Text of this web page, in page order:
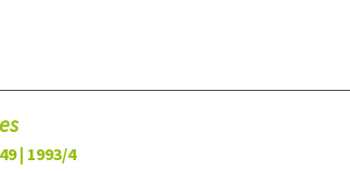
| 1993/4